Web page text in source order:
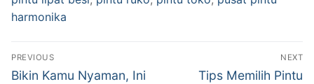
harmonika
PREVIOUS
Bikin Kamu Nyaman, Ini
NEXT
Tips Memilih Pintu